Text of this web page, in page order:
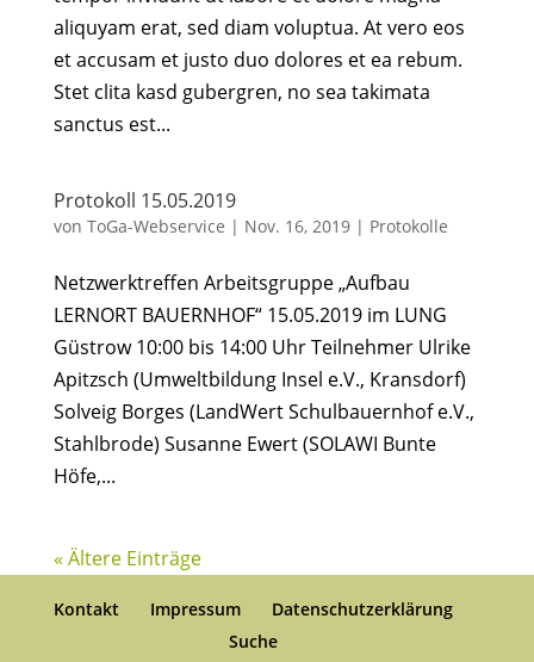
aliquyam erat, sed diam voluptua. At vero eos
et accusam et justo duo dolores et ea rebum.
Stet clita kasd gubergren, no sea takimata
sanctus est...
Protokoll 15.05.2019
von ToGa-Webservice | Nov. 16, 2019| Protokolle
Netzwerktreffen Arbeitsgruppe „Aufbau
LERNORT BAUERNHOF“ 15.05.2019 im LUNG
Güstrow 10:00 bis 14:00 Uhr Teilnehmer Ulrike
Apitzsch (Umweltbildung Insel e.V., Kransdorf)
Solveig Borges (LandWert Schulbauernhof e.V.,
Stahlbrode) Susanne Ewert (SOLAWI Bunte
Höfe,...
« Ältere Einträge
Kontakt Impressum
Datenschutzerklärung
Suche